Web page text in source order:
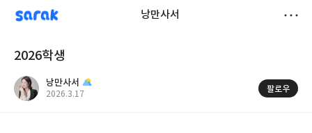
sarak 낭만사서
2026학생
낭만사서
작
2026.3.17
팔로우